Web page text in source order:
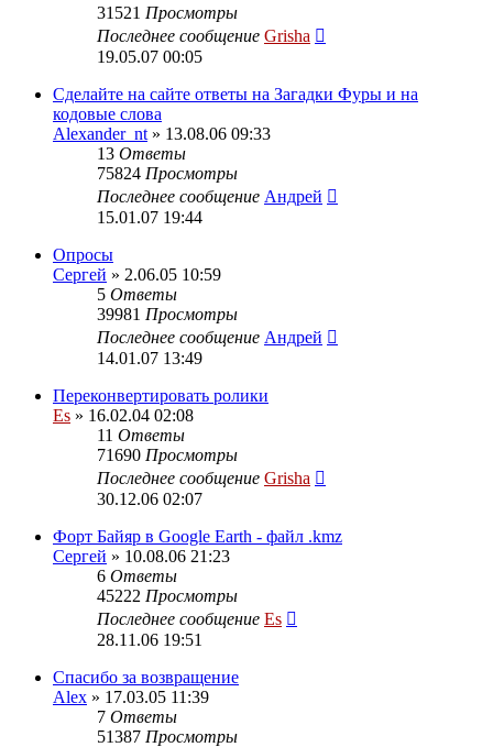
31521 Просмотры
Последнее сообщение Grisha
19.05.07 00:05
Сделайте на сайте ответы на Загадки Фуры и на
кодовые слова
Alexander_nt » 13.08.06 09:33
13 Ответы
75824 Просмотры
Последнее сообщение Андрей
15.01.07 19:44
Опросы
Сергей » 2.06.05 10:59
5 Ответы
39981 Просмотры
Последнее сообщение Андрей
14.01.07 13:49
Переконвертировать ролики
Es » 16.02.04 02:08
11 Ответы
71690 Просмотры
Последнее сообщение Grisha
30.12.06 02:07
Форт Байяр в Google Earth - файл .kmz
Сергей » 10.08.06 21:23
6 Ответы
45222 Просмотры
Последнее сообщение Es
28.11.06 19:51
Спасибо за возвращение
Alex » 17.03.05 11:39
7 Ответы
51387 Просмотры